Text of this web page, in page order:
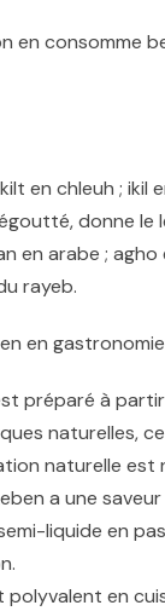
en consomme
en chleuh ; ikil
donne le
en arabe ;
rayeb.
en
préparé à
naturelles,
naturelle est
a une
liquide en
polyvalent en